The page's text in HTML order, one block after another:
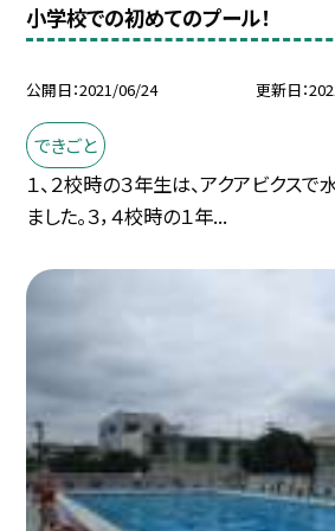
小学校での初めてのプール！
公開日 2021/06/24 更新日
できごと
１、２校時の３年生は、アクアビクス
ました。３，４校時の１年...